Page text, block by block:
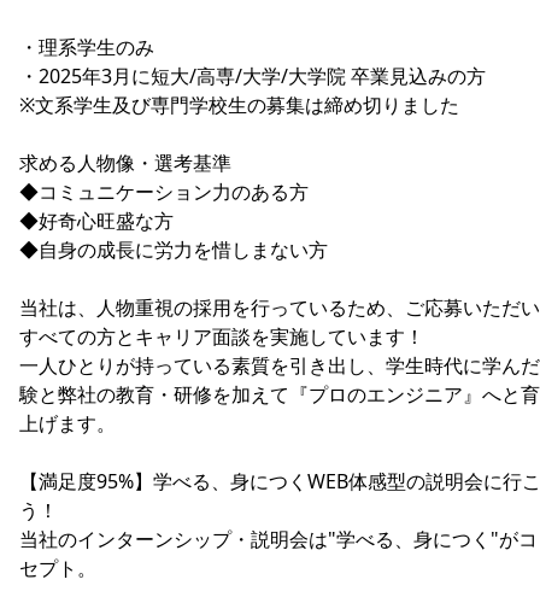
・理系学生のみ
・2025年3月に短大/高専/大学/大学院 卒業見込みの方
※文系学生及び専門学校生の募集は締め切りました
求める人物像・選考基準
◆コミュニケーション力のある方
◆好奇心旺盛な方
◆自身の成長に労力を惜しまない方
当社は、人物重視の採用を行っているため、ご応募いただ
すべての方とキャリア面談を実施しています！
一人ひとりが持っている素質を引き出し、学生時代に学ん
験と弊社の教育・研修を加えて『プロのエンジニア』へと
上げます。
【満足度95%】学べる、身につくWEB体感型の説明会に行こ
う！
当社のインターンシップ・説明会は"学べる、身につく"が
セプト。